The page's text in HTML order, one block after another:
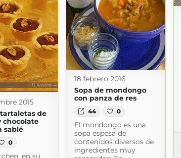
18 febrero 2016
Sopa de mondongo
con panza de res
44 0
El mondongo es una
sopa espesa de
contenidos diversos de
ingredientes muy
2015
de
chocolate
sablé
0
en su